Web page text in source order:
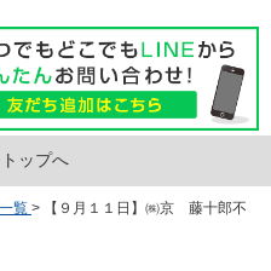
ップへ
覧 >
【９月１１日】㈱京 藤十郎不